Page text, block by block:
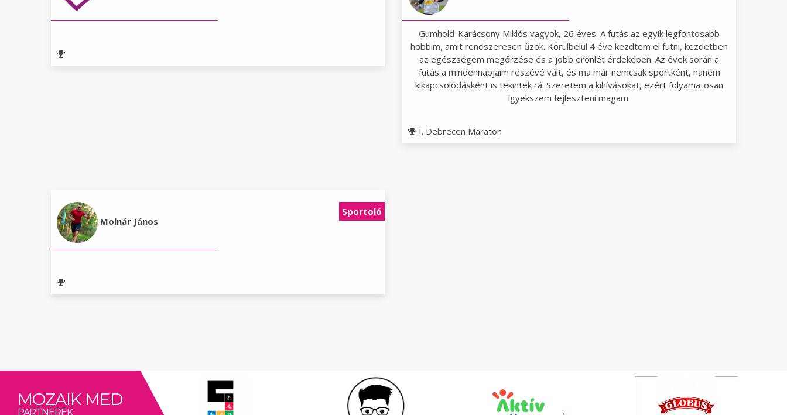
Gumhold-Karácsony Miklós vagyok, 26 éves. A futás az egyik legfontosabb
hobbim, amit rendszeresen űzök. Körülbelül 4 éve kezdtem el futni, kezdetben
az egészségem megőrzése és a jobb erőnlét érdekében. Az évek során a
futás a mindennapjaim részévé vált, és ma már nemcsak sportként, hanem
kikapcsolódásként is tekintek rá. Szeretem a kihívásokat, ezért folyamatosan
igyekszem fejleszteni magam.
I. Debrecen Maraton
Molnár János
Sportoló
MOZAIK MED
PARTNEREK